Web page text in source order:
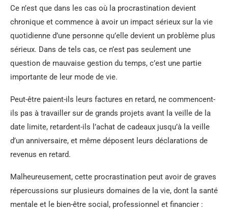
Ce n’est que dans les cas où la procrastination devient
chronique et commence à avoir un impact sérieux sur la vie
quotidienne d’une personne qu’elle devient un problème plus
sérieux. Dans de tels cas, ce n’est pas seulement une
question de mauvaise gestion du temps, c’est une partie
importante de leur mode de vie.
Peut-être paient-ils leurs factures en retard, ne commencent-
ils pas à travailler sur de grands projets avant la veille de la
date limite, retardent-ils l’achat de cadeaux jusqu’à la veille
d’un anniversaire, et même déposent leurs déclarations de
revenus en retard.
Malheureusement, cette procrastination peut avoir de graves
répercussions sur plusieurs domaines de la vie, dont la santé
mentale et le bien-être social, professionnel et financier :